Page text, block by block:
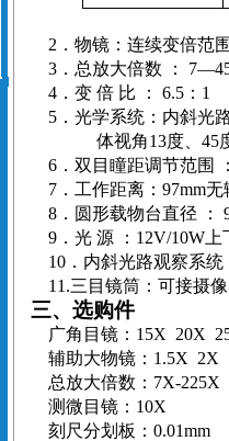
2 ．物镜： 连续变倍范
3 ．总放大倍数 ： 7—
4 ．变 倍 比 ： 6.5 ： 1
5 ．光学系统：内斜光
体视角13度、 45
6 ．双目瞳距调节范围
7 ． 工作距离： 97mm无
8 ．圆形载物台直径 ：
9 ．光 源 ： 12V/10W
10 ．内斜光路观察系
11.三目镜筒：可接摄
三、选购件
广角目镜： 15X 20X
辅助大物镜： 1.5X 2X
总放大倍数： 7X-225X
测微目镜： 10X
刻尺分划板： 0.01mm